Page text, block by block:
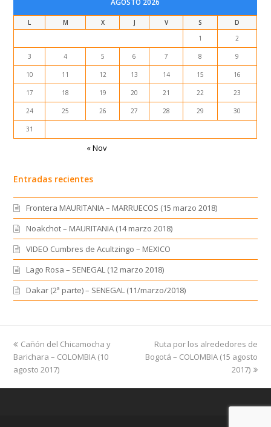
AGOSTO 2026
L M X J V S
D
1
2
3 4 5 6 7 8 9
10 11 12 13 14 15 16
17 18 19 20 21 22 23
24 25 26 27 28 29 30
31
« Nov
Entradas recientes
Frontera MAURITANIA – MARRUECOS (15 marzo 2018)
Noakchot – MAURITANIA (14 marzo 2018)
VIDEO Cumbres de Acultzingo – MEXICO
Lago Rosa – SENEGAL (12 marzo 2018)
Dakar (2ª parte) – SENEGAL (11/marzo/2018)
previous
post:
Cañón del Chicamocha y
Barichara – COLOMBIA (10
agosto 2017)
next
post:
Ruta por los alrededores de
Bogotá – COLOMBIA (15 agosto
2017)